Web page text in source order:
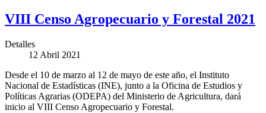
VIII Censo Agropecuario y Forestal 2021
Detalles
12 Abril 2021
Desde el 10 de marzo al 12 de mayo de este año, el Instituto
Nacional de Estadísticas (INE), junto a la Oficina de Estudios y
Políticas Agrarias (ODEPA) del Ministerio de Agricultura, dará
inicio al VIII Censo Agropecuario y Forestal.